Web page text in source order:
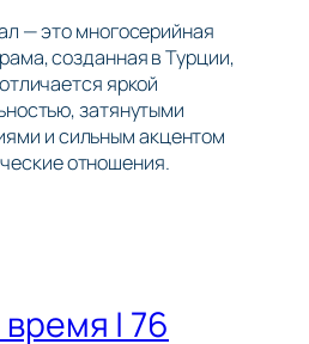
— это многосерийная
созданная в Турции,
яркой
затянутыми
и сильным акцентом
отношения.
| 76